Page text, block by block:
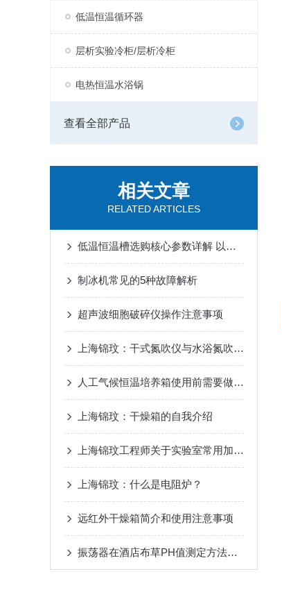
低温恒温循环器
层析实验冷柜/层析冷柜
电热恒温水浴锅
查看全部产品
相关文章
RELATED ARTICLES
低温恒温槽选购核心参数详解 以上海锦玟仪器为例
制冰机常见的5种故障解析
超声波细胞破碎仪操作注意事项
上海锦玟：干式氮吹仪与水浴氮吹仪的区别
人工气候恒温培养箱使用前需要做哪些工作
上海锦玟：干燥箱的自我介绍
上海锦玟工程师关于实验室常用加热方式盘点
上海锦玟：什么是电阻炉？
远红外干燥箱简介和使用注意事项
振荡器在酒店布草PH值测定方法中应用